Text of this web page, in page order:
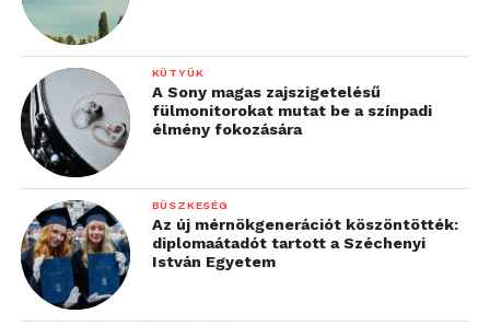
„Az
akkumulátorfelügyeleti
rendszerünk 2015 óta
dolgozik az autóban,
megérett az idő a
cseréjére. Abban az
időben nem ekkora
terhelésre lett tervezve,
ezért az eszközt
KÜTYÜK
A Sony magas zajszigetelésű
fülmonitorokat mutat be a színpadi
élmény fokozására
BÜSZKESÉG
Az új mérnökgenerációt köszöntötték:
diplomaátadót tartott a Széchenyi
István Egyetem